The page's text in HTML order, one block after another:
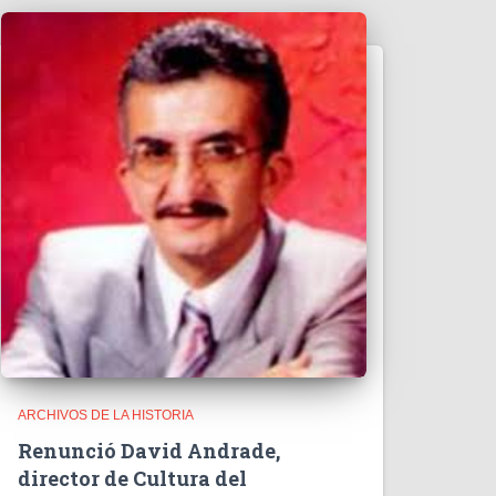
ARCHIVOS DE LA HISTORIA
Renunció David Andrade,
director de Cultura del